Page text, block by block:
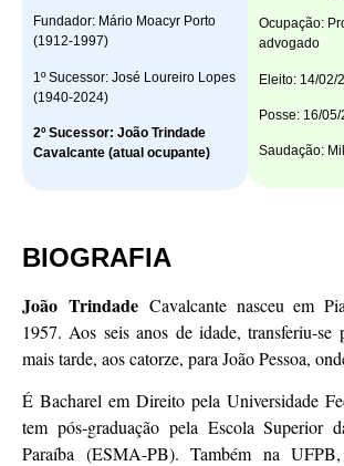
Fundador: Mário Moacyr Porto
(1912-1997)
1º Sucessor: José Loureiro Lopes
(1940-2024)
2º Sucessor: João Trindade
Cavalcante (atual ocupante)
Ocupação:
advogado
Eleito: 14/02/
Posse: 16/
Saudação:
BIOGRAFIA
João Trindade Cavalcante nasceu em
1957. Aos seis anos de idade, transferiu-se
mais tarde, aos catorze, para João Pessoa,
É Bacharel em Direito pela Universidade
tem pós-graduação pela Escola Superior
Paraíba (ESMA-PB). Também na